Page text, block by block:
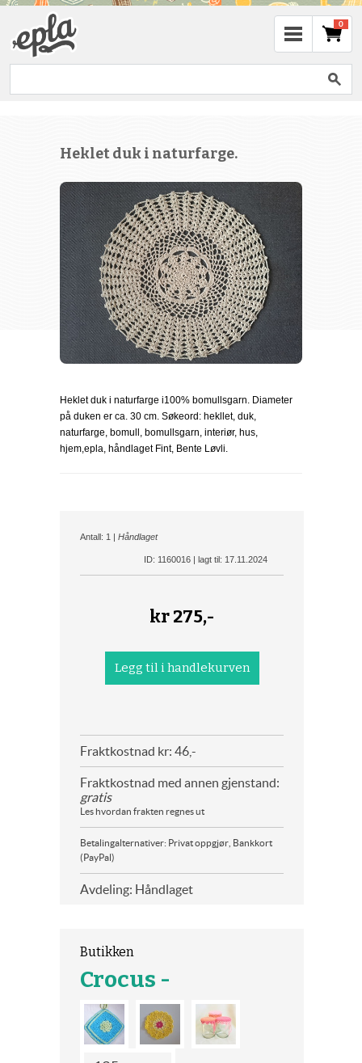
0
Heklet duk i naturfarge.
Heklet duk i naturfarge i100% bomullsgarn. Diameter
på duken er ca. 30 cm. Søkeord: hekllet, duk,
naturfarge, bomull, bomullsgarn, interiør, hus,
hjem,epla, håndlaget Fint, Bente Løvli.
Antall: 1 | Håndlaget
ID: 1160016 | lagt til: 17.11.2024
kr275,-
Fraktkostnad kr: 46,-
Fraktkostnad med annen gjenstand:
gratis
Les hvordan frakten regnes ut
Betalingalternativer: Privat oppgjør, Bankkort
(PayPal)
Avdeling: Håndlaget
Butikken
Crocus -